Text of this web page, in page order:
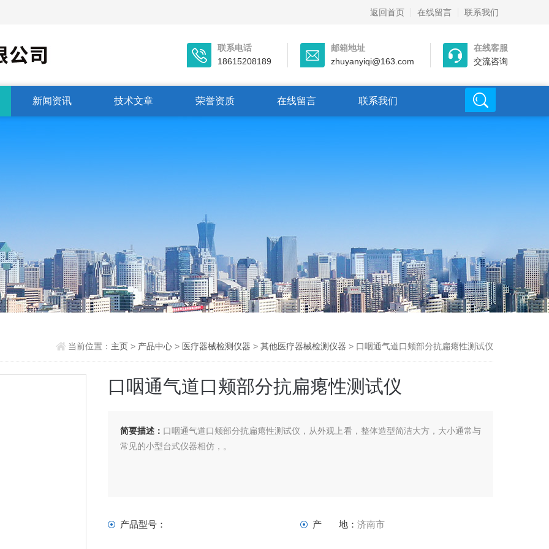
返回首页 在线留言 联系我们
联系电话
18615208189
邮箱地址
zhuyanyiqi@163.com
在线客服
交流咨询
新闻资讯 技术文章 荣誉资质 在线留言 联系我们
当前位置： 主页 > 产品中心> 医疗器械检测仪器 > 其他医疗器械检测仪器 > 口咽通气道口颊部分抗扁瘪性测试仪
口咽通气道口颊部分抗扁瘪性测试仪
简要描述： 口咽通气道口颊部分抗扁瘪性测试仪，从外观上看，整体造型简洁大方，大小通常与
常见的小型台式仪器相仿，。
产品型号： 产 地：济南市